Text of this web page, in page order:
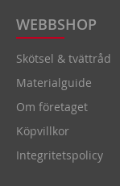
WEBBSHOP
Skötsel & tvättråd
Materialguide
Om företaget
Köpvillkor
Integritetspolicy